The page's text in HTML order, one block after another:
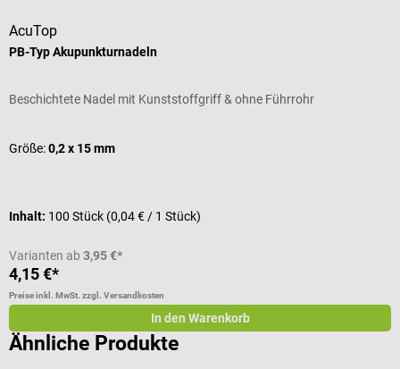
AcuTop
PB-Typ Akupunkturnadeln
Beschichtete Nadel mit Kunststoffgriff & ohne Führrohr
Größe:0,2 x 15 mm
Inhalt: 100 Stück (0,04 € / 1 Stück)
Varianten ab 3,95 €*
4,15 €*
Preise inkl. MwSt. zzgl. Versandkosten
In den Warenkorb
Ähnliche Produkte